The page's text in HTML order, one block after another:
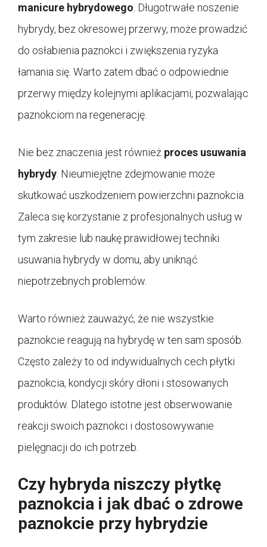
manicure hybrydowego . Długotrwałe noszenie
hybrydy, bez okresowej przerwy, może prowadzić
do osłabienia paznokci i zwiększenia ryzyka
łamania się. Warto zatem dbać o odpowiednie
przerwy między kolejnymi aplikacjami, pozwalając
paznokciom na regenerację.
Nie bez znaczenia jest również proces usuwania
hybrydy . Nieumiejętne zdejmowanie może
skutkować uszkodzeniem powierzchni paznokcia.
Zaleca się korzystanie z profesjonalnych usług w
tym zakresie lub naukę prawidłowej techniki
usuwania hybrydy w domu, aby uniknąć
niepotrzebnych problemów.
Warto również zauważyć, że nie wszystkie
paznokcie reagują na hybrydę w ten sam sposób.
Często zależy to od indywidualnych cech płytki
paznokcia, kondycji skóry dłoni i stosowanych
produktów. Dlatego istotne jest obserwowanie
reakcji swoich paznokci i dostosowywanie
pielęgnacji do ich potrzeb.
Czy hybryda niszczy płytkę
paznokcia i jak dbać o zdrowe
paznokcie przy hybrydzie